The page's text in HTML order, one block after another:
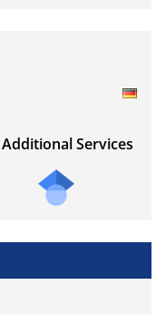
Additional Services